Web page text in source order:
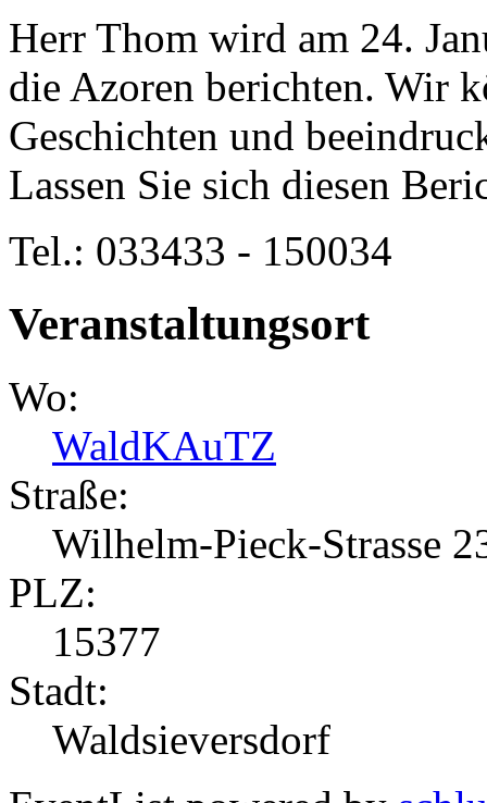
Herr Thom wird am 24.
die Azoren berichten. Wir
Geschichten und
Lassen Sie sich diesen
Tel.: 033433 - 150034
Veranstaltungsort
Wo:
WaldKAuTZ
Straße:
Wilhelm-Pieck-Strasse
PLZ:
15377
Stadt:
Waldsieversdorf